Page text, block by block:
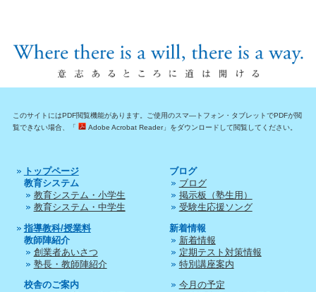
このサイトにはPDF閲覧機能があります。ご使用のスマ―トフォン・タブレットでPDFが閲
覧できない場合、「
Adobe Acrobat Reader」をダウンロードして閲覧してください。
トップページ
教育システム
教育システム・小学生
教育システム・中学生
指導教科/授業料
教師陣紹介
創業者あいさつ
塾長・教師陣紹介
校舎のご案内
ブログ
ブログ
掲示板（塾生用）
受験生応援ソング
新着情報
新着情報
定期テスト対策情報
特別講座案内
今月の予定